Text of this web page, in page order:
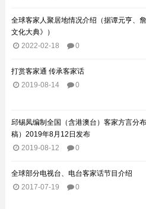
全球客家人聚居地情况介绍（据谭元亨、
文化大典》）
2022-02-18
0
打赏客家通 传承客家话
2019-08-14
0
邱锡凤编制全国（含港澳台）客家方言分
稿）2019年8月12日发布
2019-08-12
0
全球部分电视台、电台客家话节目介绍​
2017-07-19
0